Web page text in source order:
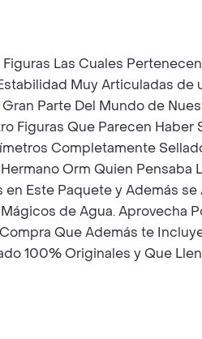
Las Cuales
Muy Articuladas de
Parte Del Mundo de
Figuras Que Parecen Haber
Completamente
Orm Quien Pensaba
Este Paquete y Además
de Agua. Aprovecha
Que Además te
100% Originales y Que